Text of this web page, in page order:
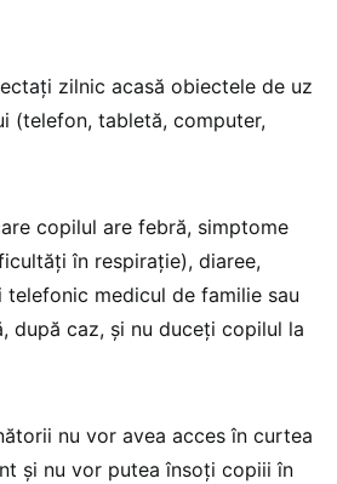
zilnic acasă obiectele de uz
(telefon, tabletă, computer,
copilul are febră, simptome
în respiraţie), diaree,
medicul de familie sau
după caz, şi nu duceţi copilul la
nu vor avea acces în curtea
şi nu vor putea însoţi copiii în